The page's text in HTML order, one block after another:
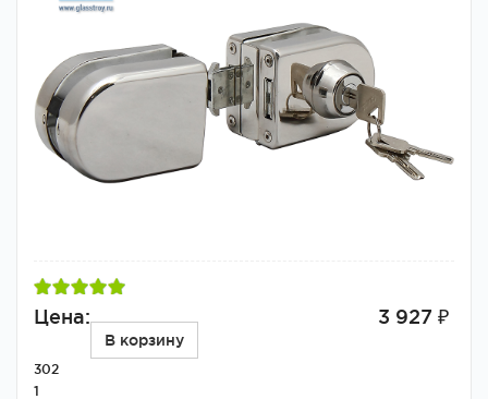
Цена: 3 927 ₽
В корзину
302
1